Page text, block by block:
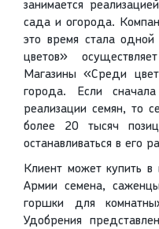
занимается
сада и огорода.
это время стала
цветов»
Магазины «Среди
города. Если
реализации семян, то
более 20 тысяч
останавливаться в его
Клиент может купить
Армии семена,
горшки для
Удобрения